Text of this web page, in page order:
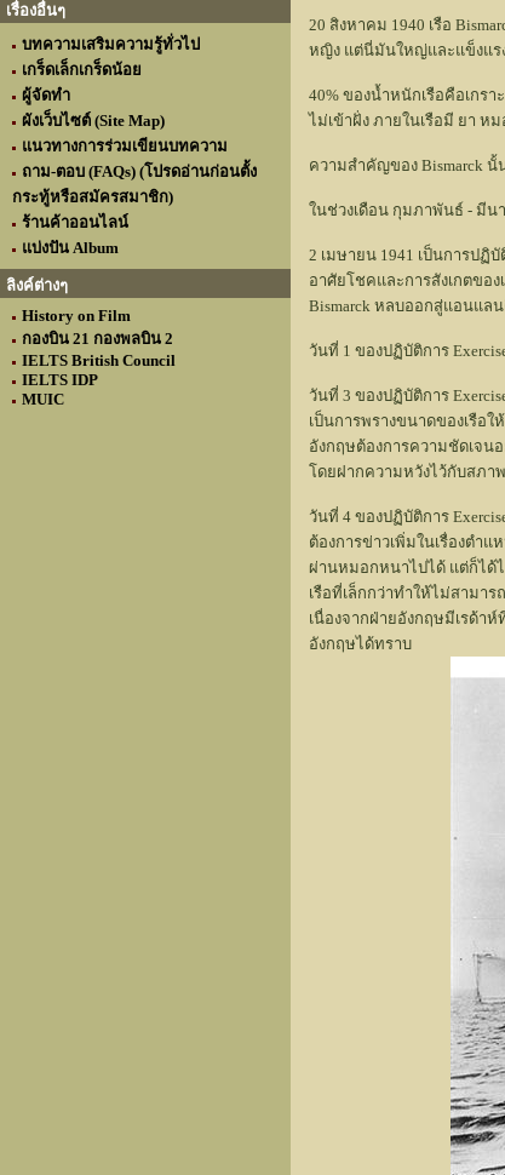
เรื่องอื่นๆ
บทความเสริมความรู้ทั่วไป
เกร็ดเล็กเกร็ดน้อย
ผู้จัดทำ
ผังเว็บไซต์ (Site Map)
แนวทางการร่วมเขียนบทความ
ถาม-ตอบ (FAQs) (โปรดอ่านก่อนตั้ง
กระทู้หรือสมัครสมาชิก)
ร้านค้าออนไลน์
แบ่งปัน Album
ลิงค์ต่างๆ
History on Film
กองบิน 21 กองพลบิน 2
IELTS British Council
IELTS IDP
MUIC
20 สิงหาคม 1940 เรือ
หญิง แต่นี่มันใหญ่และแข็งแร
40% ของน้ำหนักเรือคือเกรา
ไม่เข้าฝั่ง ภายในเรือมี ยา ห
ความสำคัญของ Bismarck
ในช่วงเดือน กุมภาพันธ์ - มีน
2 เมษายน 1941 เป็นการปฏิ
อาศัยโชคและการสังเกตขอ
Bismarck หลบออกสู่แอนแล
วันที่ 1 ของปฏิบัติการ
วันที่ 3 ของปฏิบัติการ
เป็นการพรางขนาดของเรือ
อังกฤษต้องการความชัดเจน
โดยฝากความหวังไว้กับสภา
วันที่ 4 ของปฏิบัติการ
ต้องการข่าวเพิ่มในเรื่องตำ
ผ่านหมอกหนาไปได้ แต่ก็ได้ไ
เรือที่เล็กกว่าทำให้ไม่สามา
เนื่องจากฝ่ายอังกฤษมีเรด้า
อังกฤษได้ทราบ